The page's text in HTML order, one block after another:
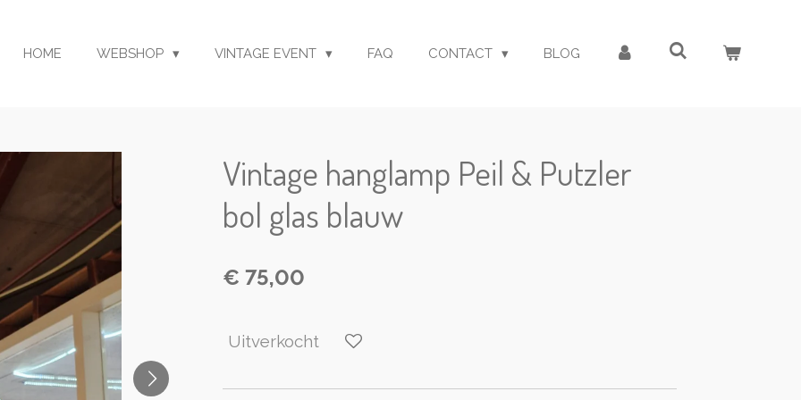
HOME WEBSHOP VINTAGE EVENT FAQ CONTACT BLOG
Vintage hanglamp Peil & Putzler
bol glas blauw
€ 75,00
Uitverkocht